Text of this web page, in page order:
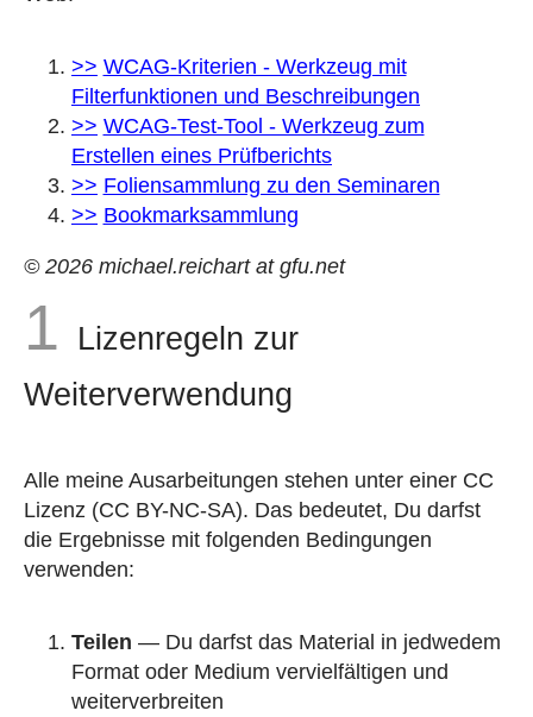
WCAG-Kriterien - Werkzeug mit
Filterfunktionen und Beschreibungen
WCAG-Test-Tool - Werkzeug zum
Erstellen eines Prüfberichts
Foliensammlung zu den Seminaren
Bookmarksammlung
© 2026 michael.reichart at gfu.net
Lizenregeln zur
Weiterverwendung
Alle meine Ausarbeitungen stehen unter einer CC
Lizenz (CC BY-NC-SA). Das bedeutet, Du darfst
die Ergebnisse mit folgenden Bedingungen
verwenden:
Teilen — Du darfst das Material in jedwedem
Format oder Medium vervielfältigen und
weiterverbreiten